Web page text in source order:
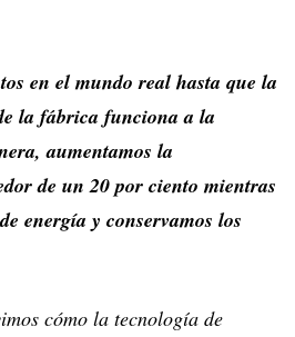
en el mundo real hasta que la
la fábrica funciona a la
aumentamos la
de un 20 por ciento mientras
energía y conservamos los
cómo la tecnología de